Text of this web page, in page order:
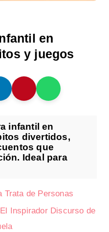
en
y juegos
infantil en
divertidos,
que
Ideal para
Trata de Personas
Inspirador Discurso de